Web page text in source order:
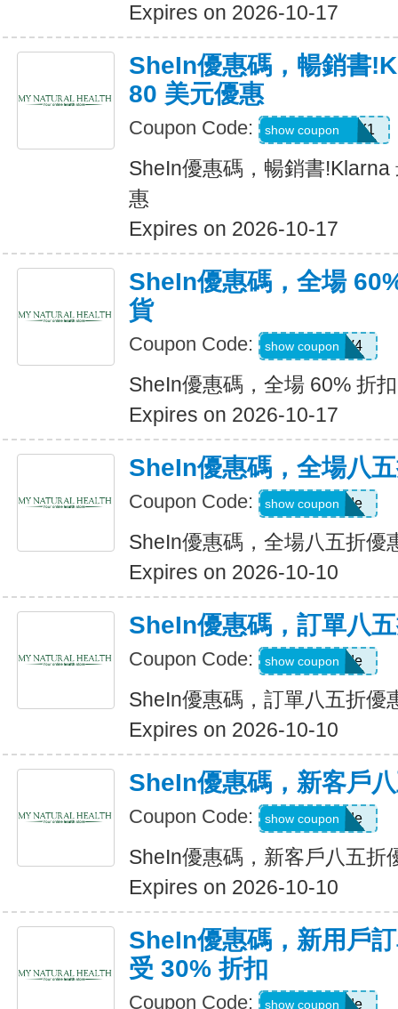
Expires on 2026-10-17
SheIn優惠碼，暢銷書
80 美元優惠
Coupon Code: KLARNAJULY1
show coupon
SheIn優惠碼，暢銷書
惠
Expires on 2026-10-17
SheIn優惠碼，全場
貨
Coupon Code: LS8V4
show coupon
SheIn優惠碼，全場 60% 折
Expires on 2026-10-17
SheIn優惠碼，全場八
Coupon Code: Show Code
show coupon
SheIn優惠碼，全場八五折優
Expires on 2026-10-10
SheIn優惠碼，訂單八
Coupon Code: Show Code
show coupon
SheIn優惠碼，訂單八五折優
Expires on 2026-10-10
SheIn優惠碼，新客戶
Coupon Code: Show Code
show coupon
SheIn優惠碼，新客戶八五折
Expires on 2026-10-10
SheIn優惠碼，新用戶
受 30% 折扣
Coupon Code: Show Code
show coupon